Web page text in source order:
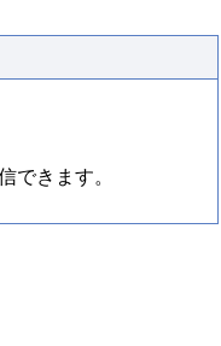
できます。